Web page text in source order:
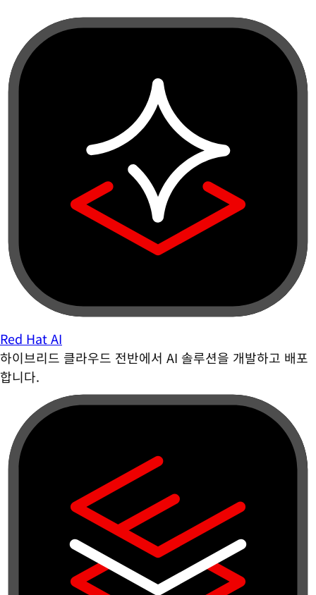
Red Hat AI
하이브리드 클라우드 전반에서 AI 솔루션을 개발하고 배포
합니다.